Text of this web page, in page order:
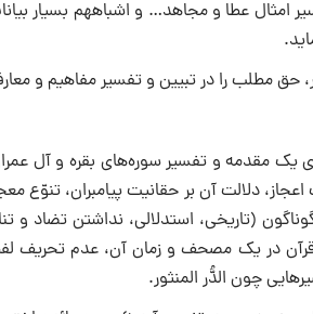
حق مطلب را در تبیین و تفسیر مفاهیم و
دو بخش است. بخش اول، در ۳۹۲ صفحه دارای یک مقدمه و تفسیر
دلالت آن بر حقانیت پیامبران، تنوّع
(تاریخی، استدلالی، نداشتن تضاد و
چون الدُّر المنثور.